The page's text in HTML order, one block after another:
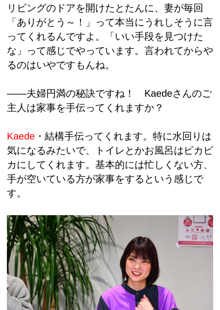
リビングのドアを開けたとたんに、妻が毎回
「ありがとう～！」って本当にうれしそうに言
ってくれるんですよ。「いい手段を見つけた
な」って感じでやっています。言われてからや
るのはいやですもんね。
――夫婦円満の秘訣ですね！ Kaedeさんのご
主人は家事を手伝ってくれますか？
Kaede ・結構手伝ってくれます。特に水回りは
気になるみたいで、トイレとかお風呂はピカピ
カにしてくれます。基本的には忙しくない方、
手が空いている方が家事をするという感じで
す。